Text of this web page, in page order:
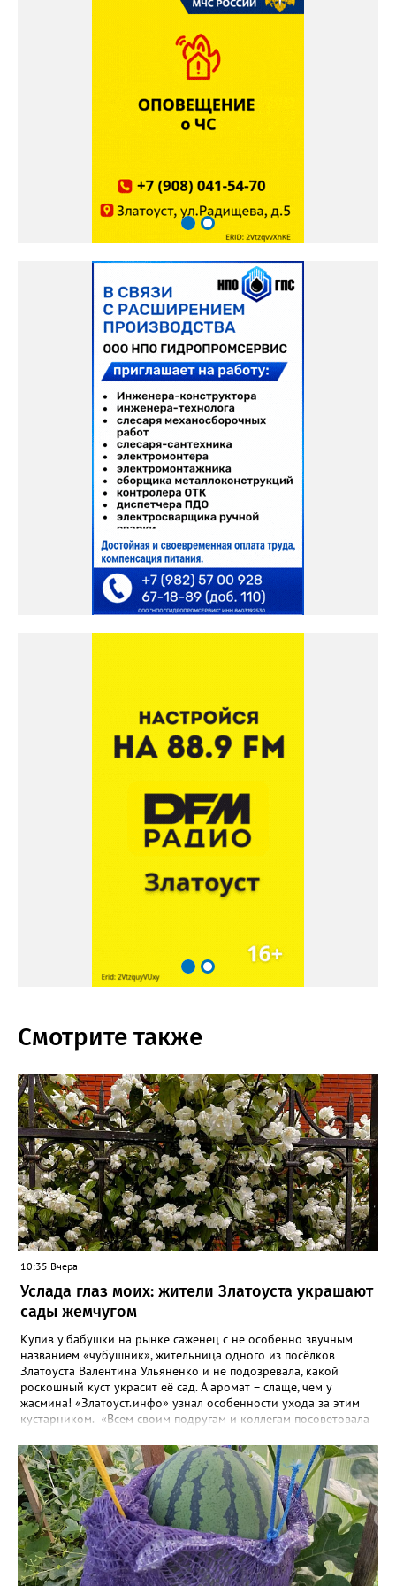
Смотрите также
10:35 Вчера
Услада глаз моих: жители Златоуста украшают
сады жемчугом
Купив у бабушки на рынке саженец с не особенно звучным
названием «чубушник», жительница одного из посёлков
Златоуста Валентина Ульяненко и не подозревала, какой
роскошный куст украсит её сад. А аромат – слаще, чем у
жасмина! «Златоуст.инфо» узнал особенности ухода за этим
кустарником. «Всем своим подругам и коллегам посоветовала
городе всё больше, - рассказала нашему порталу Валентина. – У
меня растёт, на мой взгляд, самый красивый сорт – «Жемчуг».
Моему кусту (на фото) четыре года, достаточно компактный.
Махровые цветки - диаметром шесть сантиметров. Цветёт в
июле не менее трёх недель. Oчень ароматный, что редко
встречается у сортовых особeй. Не бойтесь подстригать - он
это любит. Если не знаете, чем украсить свой сад, сажайте
чубушник, не пожалеете!». «Жемчужные» цветы Валентина
сушит и зимой добавляет в чай. Следующей весной планирует